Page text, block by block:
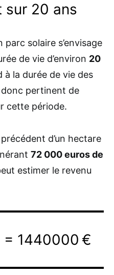
sur 20 ans
parc solaire s’envisage
de vie d’environ 20
à la durée de vie des
donc pertinent de
cette période.
précédent d’un hectare
72 000 euros de
estimer le revenu
1440000 €